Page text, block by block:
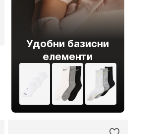
Удобни базисни
елементи